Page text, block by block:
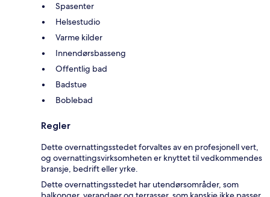
Spasenter
Helsestudio
Varme kilder
Innendørsbasseng
Offentlig bad
Badstue
Boblebad
Regler
Dette overnattingsstedet forvaltes av en profesjonell vert,
og overnattingsvirksomheten er knyttet til vedkommendes
bransje, bedrift eller yrke.
Dette overnattingsstedet har utendørsområder, som